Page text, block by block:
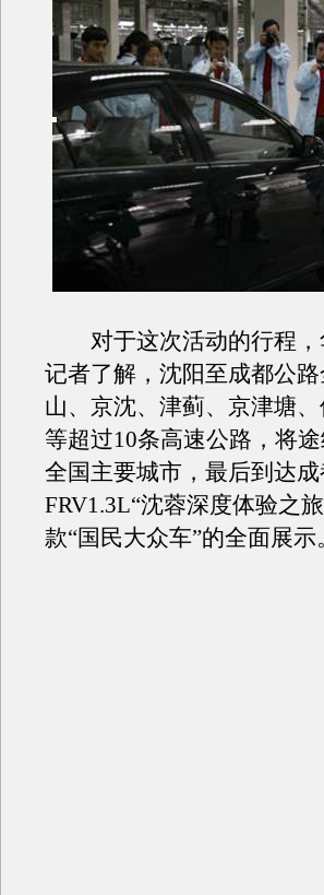
对于这次活动的行程，
记者了解，沈阳至成都公
山、京沈、津蓟、京津塘
等超过10条高速公路，将
全国主要城市，最后到达
FRV1.3L“沈蓉深度体验之
款“国民大众车”的全面展